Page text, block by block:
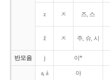
z ㅈ 즈, 스
ž ㅈ 주, 슈, 시
반모음 j 이*
a, á 아